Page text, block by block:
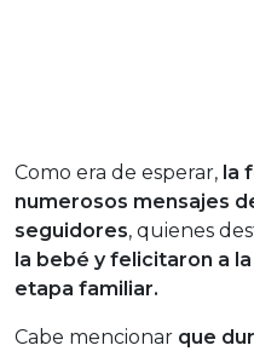
Como era de esperar, la
numerosos mensajes
seguidores, quienes
la bebé y felicitaron a
etapa familiar.
Cabe mencionar que